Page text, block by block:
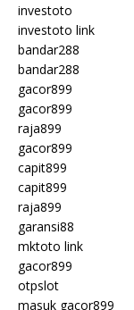
investoto
investoto link
bandar288
bandar288
gacor899
gacor899
raja899
gacor899
capit899
capit899
raja899
garansi88
mktoto link
gacor899
otpslot
masuk gacor899